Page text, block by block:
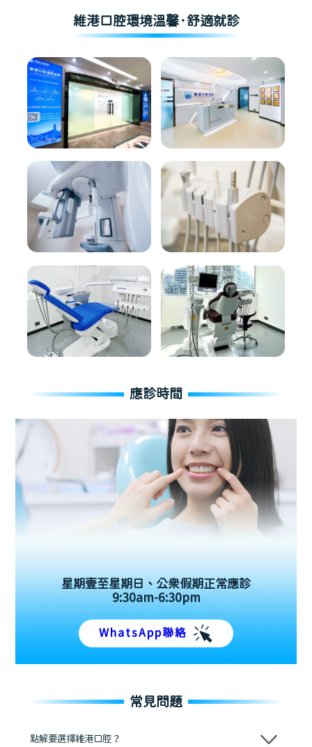
維港口腔環境溫馨·舒適就診
應診時間
星期壹至星期日、公眾假期正常應診
9:30am-6:30pm
WhatsApp聯絡
常見問題
點解要選擇維港口腔？